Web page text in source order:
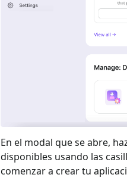
En el modal que se abre,
disponibles usando las
comenzar a crear tu